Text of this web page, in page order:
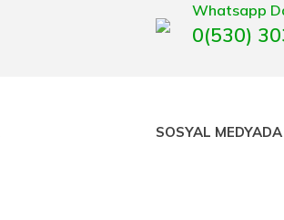
Whatsapp
0(530)
SOSYAL